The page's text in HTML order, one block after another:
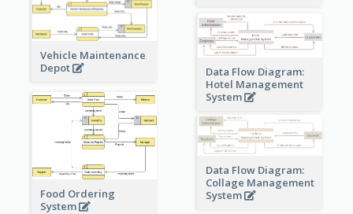
Vehicle Maintenance
Depot
Data Flow Diagram:
Hotel Management
System
Food Ordering
System
Data Flow Diagram:
Collage Management
System